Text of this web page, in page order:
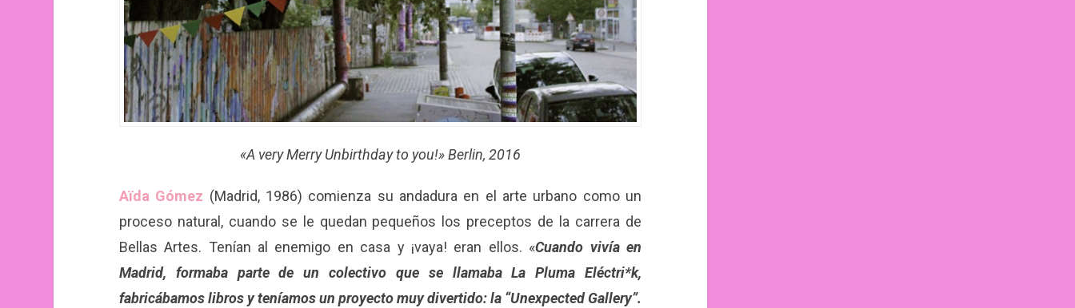
«A very Merry Unbirthday to you!» Berlin, 2016
Aïda Gómez (Madrid, 1986) comienza su andadura en el arte urbano como un
proceso natural, cuando se le quedan pequeños los preceptos de la carrera de
Bellas Artes. Tenían al enemigo en casa y ¡vaya! eran ellos. «Cuando vivía en
Madrid, formaba parte de un colectivo que se llamaba La Pluma Eléctri*k,
fabricábamos libros y teníamos un proyecto muy divertido: la “Unexpected Gallery”.